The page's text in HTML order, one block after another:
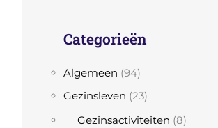
Categorieën
Algemeen (94)
Gezinsleven (23)
Gezinsactiviteiten (8)